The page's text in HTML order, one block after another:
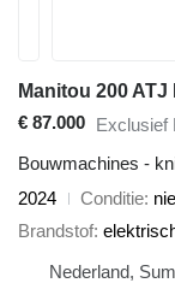
Manitou 200 ATJ
€ 87.000 Exclusief
Bouwmachines -
2024
Conditie
Brandstof
Nederland,